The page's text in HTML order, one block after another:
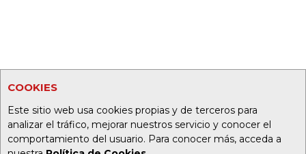
COOKIES
Este sitio web usa cookies propias y de terceros para
analizar el tráfico, mejorar nuestros servicio y conocer el
comportamiento del usuario. Para conocer más, acceda a